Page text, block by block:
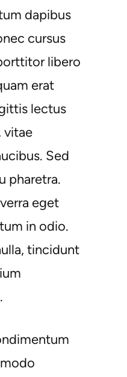
dapibus
cursus
libero
erat
lectus
vitae
Sed
pharetra.
eget
in odio.
tincidunt